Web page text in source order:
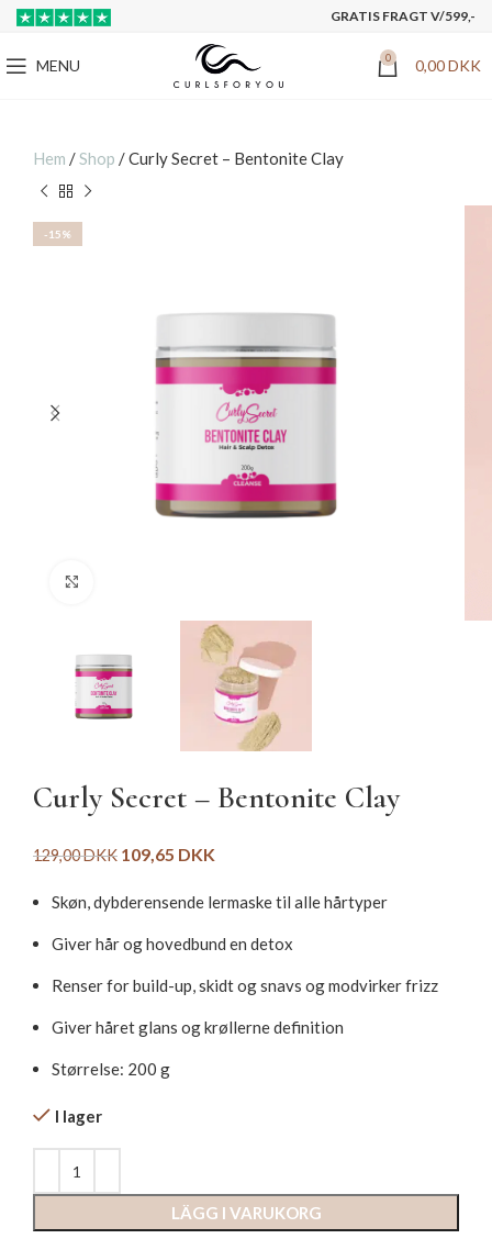
GRATIS FRAGT V/599,-
MENU 0 0,00DKK
Hem /Shop /Curly Secret – Bentonite Clay
-15%
Curly Secret – Bentonite Clay
129,00DKK 109,65 DKK
Skøn, dybderensende lermaske til alle hårtyper
Giver hår og hovedbund en detox
Renser for build-up, skidt og snavs og modvirker frizz
Giver håret glans og krøllerne definition
Størrelse: 200 g
I lager
LÄGG I VARUKORG